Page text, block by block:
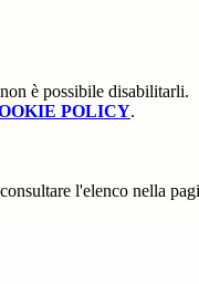
è possibile disabilitarli.
POLICY.
l'elenco nella